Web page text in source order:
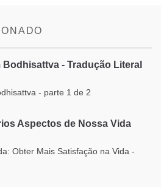
- Tradução Literal
- parte 1 de 2
Aspectos de Nossa Vida
Obter Mais Satisfação na Vida -